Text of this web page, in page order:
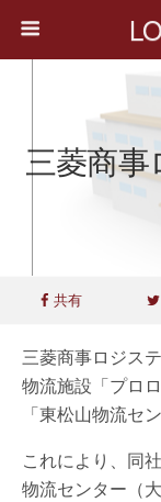
三菱商
共有
三菱商事ロジス
物流施設「プロ
「東松山物流セ
これにより、同
物流センター（